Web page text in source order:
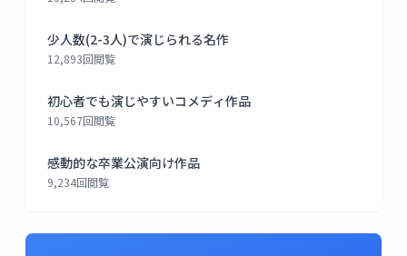
少人数(2-3人)で演じられる名作
12,893回閲覧
初心者でも演じやすいコメディ作品
10,567回閲覧
感動的な卒業公演向け作品
9,234回閲覧